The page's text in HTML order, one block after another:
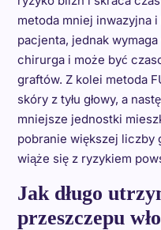
metoda mniej inwazyjna
pacjenta, jednak
chirurga i może być
graftów. Z kolei metoda
skóry z tyłu głowy, a
mniejsze jednostki
pobranie większej liczby
wiąże się z ryzykiem
Jak długo
przeszczepu